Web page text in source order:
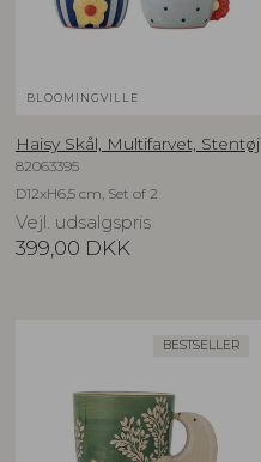
BLOOMINGVILLE
Haisy Skål, Multifarvet, Stentøj
82063395
D12xH6,5 cm, Set of 2
Vejl. udsalgspris
399,00 DKK
BESTSELLER